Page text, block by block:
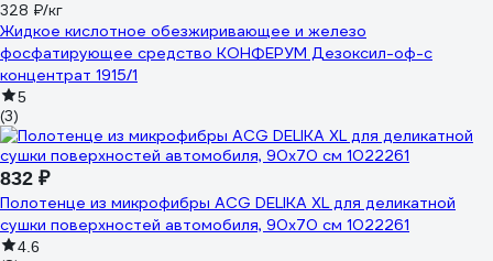
328 ₽/кг
Жидкое кислотное обезжиривающее и железо
фосфатирующее средство КОНФЕРУМ Дезоксил-оф-с
концентрат 1915/1
5
(3)
832 ₽
Полотенце из микрофибры ACG DELIKA XL для деликатной
сушки поверхностей автомобиля, 90x70 см 1022261
4.6